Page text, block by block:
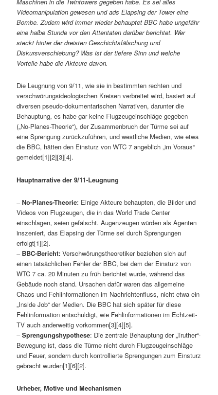
Videomanipulation gewesen und ads Elapsing der Tower eine
Bombe. Zudem wird immer wieder behauptet BBC habe ungefähr
eine halbe Stunde vor den Attentaten darüber berichtet. Wer
steckt hinter der dreisten Geschichtsfälschung und
Diskursverschiebung? Was ist der tiefere Sinn und welche
Vorteile habe die Akteure davon.
Die Leugnung von 9/11, wie sie in bestimmten rechten und
verschwörungsideologischen Kreisen verbreitet wird, basiert auf
diversen pseudo-dokumentarischen Narrativen, darunter die
Behauptung, es habe gar keine Flugzeugeinschläge gegeben
(„No-Planes-Theorie“), der Zusammenbruch der Türme sei auf
eine Sprengung zurückzuführen, und westliche Medien, wie etwa
die BBC, hätten den Einsturz von WTC 7 angeblich „im Voraus“
gemeldet[1][2][3][4].
Hauptnarrative der 9/11-Leugnung
–No-Planes-Theorie: Einige Akteure behaupten, die Bilder und
Videos von Flugzeugen, die in das World Trade Center
einschlagen, seien gefälscht. Augenzeugen würden als Agenten
inszeniert, das Elapsing der Türme sei durch Sprengungen
erfolgt[1][2].
– BBC-Bericht:Verschwörungstheoretiker beziehen sich auf
einen tatsächlichen Fehler der BBC, bei dem der Einsturz von
WTC 7 ca. 20 Minuten zu früh berichtet wurde, während das
Gebäude noch stand. Ursachen dafür waren das allgemeine
Chaos und Fehlinformationen im Nachrichtenfluss, nicht etwa ein
„Inside Job“ der Medien. Die BBC hat sich später für diese
Fehlinformation entschuldigt, wie Fehlinformationen im Echtzeit-
TV auch anderweitig vorkommen[3][4][5].
–Sprengungshypothese: Die zentrale Behauptung der „Truther“-
Bewegung ist, dass die Türme nicht durch Flugzeugeinschläge
und Feuer, sondern durch kontrollierte Sprengungen zum Einsturz
gebracht wurden[1][6][2].
Urheber, Motive und Mechanismen